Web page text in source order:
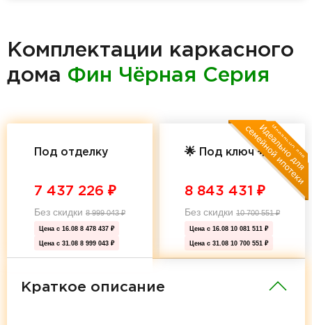
Комплектации каркасного
дома Фин Чёрная Серия
Под отделку
7 437 226 ₽
Без скидки 8 999 043₽
Цена с 16.08 8 478 437 ₽
Цена с 31.08 8 999 043 ₽
🌟 Под ключ 🌟
8 843 431 ₽
Без скидки 10 700 551₽
Цена с 16.08 10 081 511 ₽
Цена с 31.08 10 700 551 ₽
Краткое описание